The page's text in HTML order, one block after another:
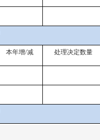
本年增/减 处理决定数量